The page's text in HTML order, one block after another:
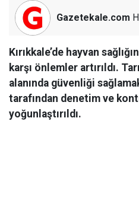
Gazetekale.com
Kırıkkale’de hayvan
karşı önlemler artırıldı.
alanında güvenliği
tarafından denetim ve
yoğunlaştırıldı.